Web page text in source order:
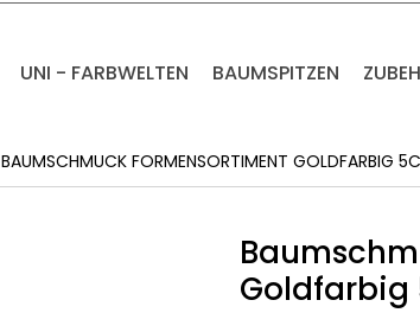
UNI - FARBWELTEN BAUMSPITZEN
BAUMSCHMUCK FORMENSORTIMENT GOLDFARBIG
Goldfarbig